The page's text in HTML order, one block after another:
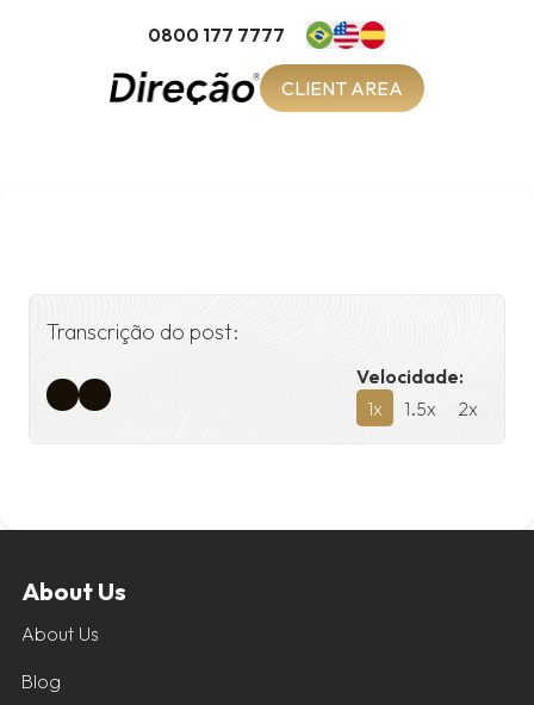
0800 177 7777
CLIENT AREA
Transcrição do post:
Velocidade:
1x 1.5x 2x
About Us
About Us
Blog